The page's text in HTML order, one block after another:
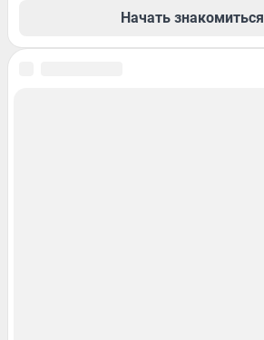
Начать знакомиться